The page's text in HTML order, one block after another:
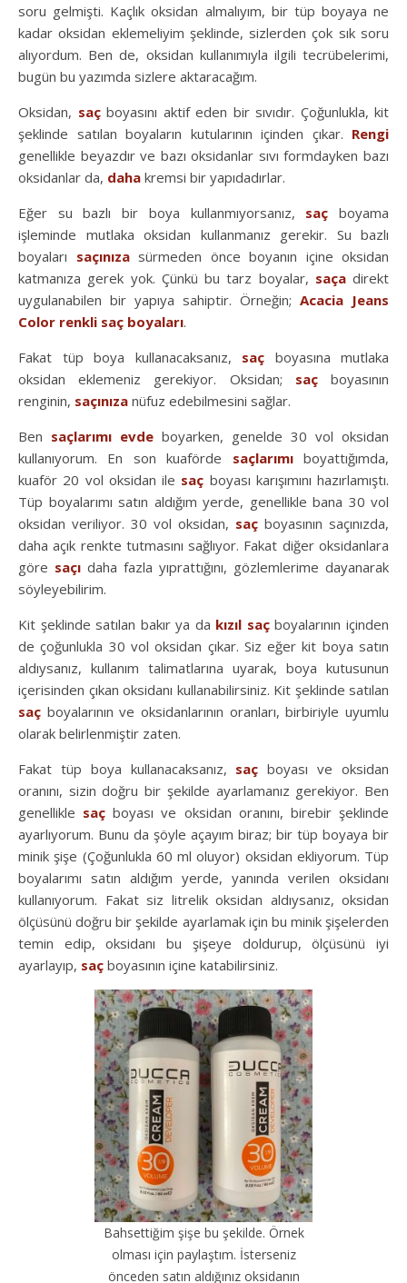
soru gelmişti. Kaçlık oksidan almalıyım, bir tüp boyaya ne
kadar oksidan eklemeliyim şeklinde, sizlerden çok sık soru
alıyordum. Ben de, oksidan kullanımıyla ilgili tecrübelerimi,
bugün bu yazımda sizlere aktaracağım.
Oksidan, saçboyasını aktif eden bir sıvıdır. Çoğunlukla, kit
şeklinde satılan boyaların kutularının içinden çıkar. Rengi
genellikle beyazdır ve bazı oksidanlar sıvı formdayken bazı
oksidanlar da, daha kremsi bir yapıdadırlar.
Eğer su bazlı bir boya kullanmıyorsanız, saç boyama
işleminde mutlaka oksidan kullanmanız gerekir. Su bazlı
boyaları saçınızasürmeden önce boyanın içine oksidan
katmanıza gerek yok. Çünkü bu tarz boyalar, saçadirekt
uygulanabilen bir yapıya sahiptir. Örneğin; Acacia Jeans
Color renkli saç boyaları.
Fakat tüp boya kullanacaksanız, saç boyasına mutlaka
oksidan eklemeniz gerekiyor. Oksidan; saçboyasının
renginin, saçınıza nüfuz edebilmesini sağlar.
Ben saçlarımı evde boyarken, genelde 30 vol oksidan
kullanıyorum. En son kuaförde saçlarımıboyattığımda,
kuaför 20 vol oksidan ile saç boyası karışımını hazırlamıştı.
Tüp boyalarımı satın aldığım yerde, genellikle bana 30 vol
oksidan veriliyor. 30 vol oksidan, saç boyasının saçınızda,
daha açık renkte tutmasını sağlıyor. Fakat diğer oksidanlara
göre saçı daha fazla yıprattığını, gözlemlerime dayanarak
söyleyebilirim.
Kit şeklinde satılan bakır ya da kızıl saçboyalarının içinden
de çoğunlukla 30 vol oksidan çıkar. Siz eğer kit boya satın
aldıysanız, kullanım talimatlarına uyarak, boya kutusunun
içerisinden çıkan oksidanı kullanabilirsiniz. Kit şeklinde satılan
saç boyalarının ve oksidanlarının oranları, birbiriyle uyumlu
olarak belirlenmiştir zaten.
Fakat tüp boya kullanacaksanız, saç boyası ve oksidan
oranını, sizin doğru bir şekilde ayarlamanız gerekiyor. Ben
genellikle saç boyası ve oksidan oranını, birebir şeklinde
ayarlıyorum. Bunu da şöyle açayım biraz; bir tüp boyaya bir
minik şişe (Çoğunlukla 60 ml oluyor) oksidan ekliyorum. Tüp
boyalarımı satın aldığım yerde, yanında verilen oksidanı
kullanıyorum. Fakat siz litrelik oksidan aldıysanız, oksidan
ölçüsünü doğru bir şekilde ayarlamak için bu minik şişelerden
temin edip, oksidanı bu şişeye doldurup, ölçüsünü iyi
ayarlayıp, saç boyasının içine katabilirsiniz.
Bahsettiğim şişe bu şekilde. Örnek
olması için paylaştım. İsterseniz
önceden satın aldığınız oksidanın